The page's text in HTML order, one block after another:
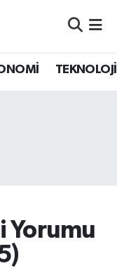
TEKNOLOJİ
Yorumu